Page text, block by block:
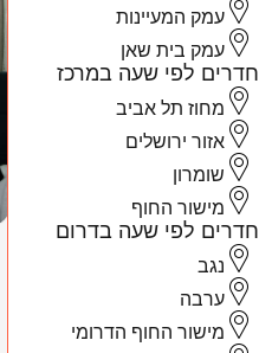
עמק המעיינות
עמק בית שאן
חדרים לפי שעה במרכז
מחוז תל אביב
אזור ירושלים
שומרון
מישור החוף
חדרים לפי שעה בדרום
נגב
ערבה
מישור החוף הדרומי